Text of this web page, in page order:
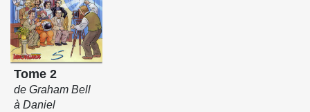
Tome 2
de Graham Bell
à Daniel